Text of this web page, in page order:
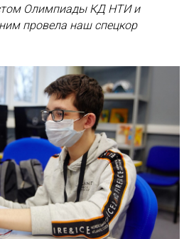
Олимпиады КД НТИ и
провела наш спецкор